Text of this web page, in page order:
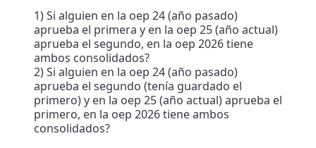
1) Si alguien en la oep 24 (año pasado)
aprueba el primera y en la oep 25 (año actual)
aprueba el segundo, en la oep 2026 tiene
ambos consolidados?
2) Si alguien en la oep 24 (año pasado)
aprueba el segundo (tenía guardado el
primero) y en la oep 25 (año actual) aprueba el
primero, en la oep 2026 tiene ambos
consolidados?